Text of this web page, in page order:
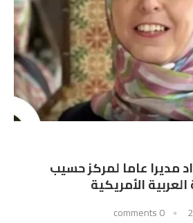
مديرا عاما لمركز حسيب
الأمريكية
0 comments